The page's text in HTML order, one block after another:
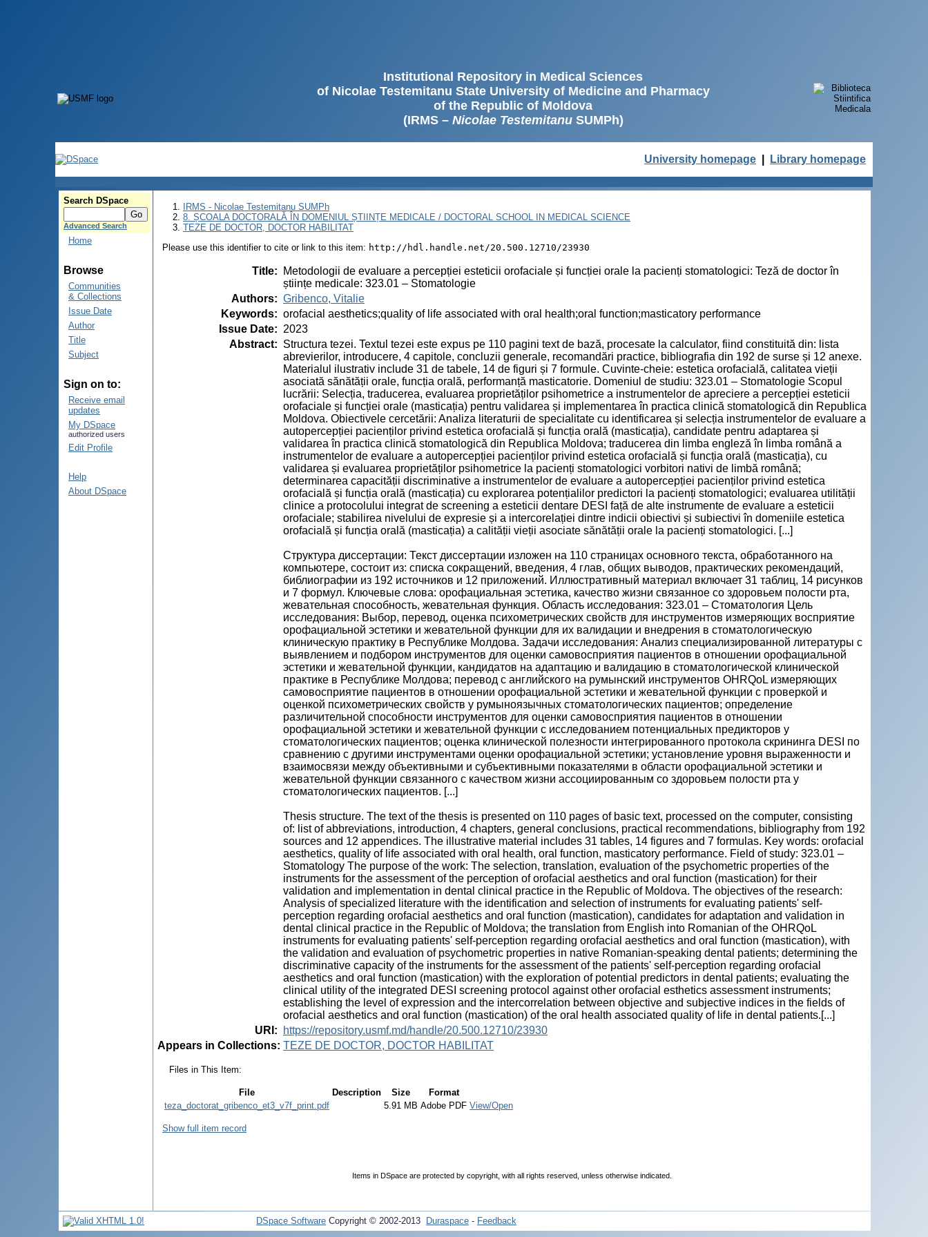
Institutional Repository in Medical Sciences
of Nicolae Testemitanu State University of Medicine and Pharmacy
of the Republic of Moldova
(IRMS – Nicolae TestemitanuSUMPh)
University homepage Library homepage
Search DSpace
Advanced Search
Home
Browse
Communities
& Collections
Issue Date
Author
Title
Subject
Sign on to:
Receive email
updates
My DSpace
authorized users
Edit Profile
Help
About DSpace
IRMS - Nicolae Testemitanu SUMPh
8. ȘCOALA DOCTORALĂ ÎN DOMENIUL ȘTIINȚE MEDICALE / DOCTORAL SCHOOL IN MEDICAL SCIENCE
TEZE DE DOCTOR, DOCTOR HABILITAT
Please use this identifier to cite or link to this item: http://hdl.handle.net/20.500.12710/23930
Title:
Metodologii de evaluare a percepției esteticii orofaciale și funcției orale la pacienți stomatologici: Teză de doctor în
științe medicale: 323.01 – Stomatologie
Authors: Gribenco, Vitalie
Keywords: orofacial aesthetics;quality of life associated with oral health;oral function;masticatory performance
Issue Date: 2023
Abstract: Structura tezei. Textul tezei este expus pe 110 pagini text de bază, procesate la calculator, fiind constituită din: lista
abrevierilor, introducere, 4 capitole, concluzii generale, recomandări practice, bibliografia din 192 de surse și 12 anexe.
Materialul ilustrativ include 31 de tabele, 14 de figuri și 7 formule. Cuvinte-cheie: estetica orofacială, calitatea vieții
asociată sănătății orale, funcția orală, performanță masticatorie. Domeniul de studiu: 323.01 – Stomatologie Scopul
lucrării: Selecția, traducerea, evaluarea proprietăților psihometrice a instrumentelor de apreciere a percepției esteticii
orofaciale și funcției orale (masticația) pentru validarea și implementarea în practica clinică stomatologică din Republica
Moldova. Obiectivele cercetării: Analiza literaturii de specialitate cu identificarea și selecția instrumentelor de evaluare a
autopercepției pacienților privind estetica orofacială și funcția orală (masticația), candidate pentru adaptarea și
validarea în practica clinică stomatologică din Republica Moldova; traducerea din limba engleză în limba română a
instrumentelor de evaluare a autopercepției pacienților privind estetica orofacială și funcția orală (masticația), cu
validarea și evaluarea proprietăților psihometrice la pacienți stomatologici vorbitori nativi de limbă română;
determinarea capacității discriminative a instrumentelor de evaluare a autopercepției pacienților privind estetica
orofacială și funcția orală (masticația) cu explorarea potențialilor predictori la pacienți stomatologici; evaluarea utilității
clinice a protocolului integrat de screening a esteticii dentare DESI față de alte instrumente de evaluare a esteticii
orofaciale; stabilirea nivelului de expresie și a intercorelației dintre indicii obiectivi și subiectivi în domeniile estetica
orofacială și funcția orală (masticația) a calității vieții asociate sănătății orale la pacienți stomatologici. [...]
Структура диссертации: Текст диссертации изложен на 110 страницах основного текста, обработанного на
компьютере, состоит из: списка сокращений, введения, 4 глав, общих выводов, практических рекомендаций,
библиографии из 192 источников и 12 приложений. Иллюстративный материал включает 31 таблиц, 14 рисунков
и 7 формул. Ключевые слова: орофациальная эстетика, качество жизни связанное со здоровьем полости рта,
жевательная способность, жевательная функция. Область исследования: 323.01 – Стоматология Цель
исследования: Выбор, перевод, оценка психометрических свойств для инструментов измеряющих восприятие
орофациальной эстетики и жевательной функции для их валидации и внедрения в стоматологическую
клиническую практику в Республике Молдова. Задачи исследования: Анализ специализированной литературы с
выявлением и подбором инструментов для оценки самовосприятия пациентов в отношении орофациальной
эстетики и жевательной функции, кандидатов на адаптацию и валидацию в стоматологической клинической
практике в Республике Молдова; перевод с английского на румынский инструментов OHRQoL измеряющих
самовосприятие пациентов в отношении орофациальной эстетики и жевательной функции с проверкой и
оценкой психометрических свойств у румыноязычных стоматологических пациентов; определение
различительной способности инструментов для оценки самовосприятия пациентов в отношении
орофациальной эстетики и жевательной функции с исследованием потенциальных предикторов у
стоматологических пациентов; оценка клинической полезности интегрированного протокола скрининга DESI по
сравнению с другими инструментами оценки орофациальной эстетики; установление уровня выраженности и
взаимосвязи между объективными и субъективными показателями в области орофациальной эстетики и
жевательной функции связанного с качеством жизни ассоциированным со здоровьем полости рта у
стоматологических пациентов. [...]
Thesis structure. The text of the thesis is presented on 110 pages of basic text, processed on the computer, consisting
of: list of abbreviations, introduction, 4 chapters, general conclusions, practical recommendations, bibliography from 192
sources and 12 appendices. The illustrative material includes 31 tables, 14 figures and 7 formulas. Key words: orofacial
aesthetics, quality of life associated with oral health, oral function, masticatory performance. Field of study: 323.01 –
Stomatology The purpose of the work: The selection, translation, evaluation of the psychometric properties of the
instruments for the assessment of the perception of orofacial aesthetics and oral function (mastication) for their
validation and implementation in dental clinical practice in the Republic of Moldova. The objectives of the research:
Analysis of specialized literature with the identification and selection of instruments for evaluating patients' self-
perception regarding orofacial aesthetics and oral function (mastication), candidates for adaptation and validation in
dental clinical practice in the Republic of Moldova; the translation from English into Romanian of the OHRQoL
instruments for evaluating patients' self-perception regarding orofacial aesthetics and oral function (mastication), with
the validation and evaluation of psychometric properties in native Romanian-speaking dental patients; determining the
discriminative capacity of the instruments for the assessment of the patients' self-perception regarding orofacial
aesthetics and oral function (mastication) with the exploration of potential predictors in dental patients; evaluating the
clinical utility of the integrated DESI screening protocol against other orofacial esthetics assessment instruments;
establishing the level of expression and the intercorrelation between objective and subjective indices in the fields of
orofacial aesthetics and oral function (mastication) of the oral health associated quality of life in dental patients.[...]
URI :
https://repository.usmf.md/handle/20.500.12710/23930
Appears in Collections: TEZE DE DOCTOR, DOCTOR HABILITAT
Files in This Item:
File Description Size
Format
teza_doctorat_gribenco_et3_v7f_print.pdf
5.91 MB Adobe PDF View/Open
Show full item record
Items in DSpace are protected by copyright, with all rights reserved, unless otherwise indicated.
DSpace Software Copyright © 2002-2013 Duraspace - Feedback